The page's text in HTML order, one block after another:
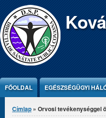
Jump to Content
FŐOLDAL EGÉSZSÉGÜGYI
Jelenlegi hely
Címlap » Orvosi tevékenységgel